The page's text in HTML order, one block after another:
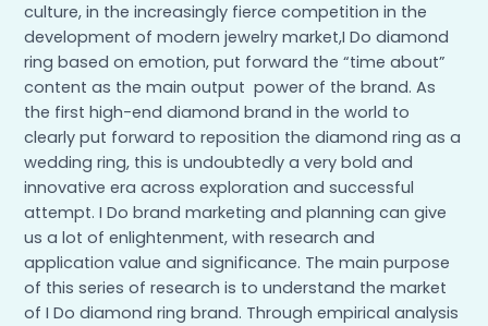
culture, in the increasingly fierce competition in the
development of modern jewelry market,I Do diamond
ring based on emotion, put forward the “time about”
content as the main output power of the brand. As
the first high-end diamond brand in the world to
clearly put forward to reposition the diamond ring as a
wedding ring, this is undoubtedly a very bold and
innovative era across exploration and successful
attempt. I Do brand marketing and planning can give
us a lot of enlightenment, with research and
application value and significance. The main purpose
of this series of research is to understand the market
of I Do diamond ring brand. Through empirical analysis